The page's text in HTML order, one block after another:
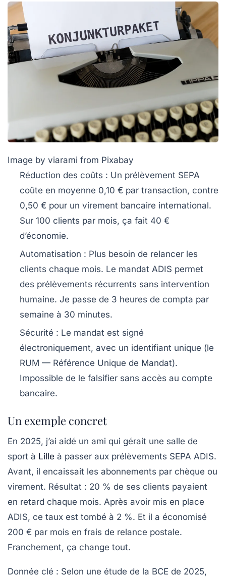
Image by viarami from Pixabay
Réduction des coûts : Un prélèvement SEPA
coûte en moyenne 0,10 € par transaction, contre
0,50 € pour un virement bancaire international.
Sur 100 clients par mois, ça fait 40 €
d’économie.
Automatisation : Plus besoin de relancer les
clients chaque mois. Le mandat ADIS permet
des prélèvements récurrents sans intervention
humaine. Je passe de 3 heures de compta par
semaine à 30 minutes.
Sécurité : Le mandat est signé
électroniquement, avec un identifiant unique (le
RUM — Référence Unique de Mandat).
Impossible de le falsifier sans accès au compte
bancaire.
Un exemple concret
En 2025, j’ai aidé un ami qui gérait une salle de
sport à Lille à passer aux prélèvements SEPA ADIS.
Avant, il encaissait les abonnements par chèque ou
virement. Résultat : 20 % de ses clients payaient
en retard chaque mois. Après avoir mis en place
ADIS, ce taux est tombé à 2 %. Et il a économisé
200 € par mois en frais de relance postale.
Franchement, ça change tout.
Donnée clé : Selon une étude de la BCE de 2025,